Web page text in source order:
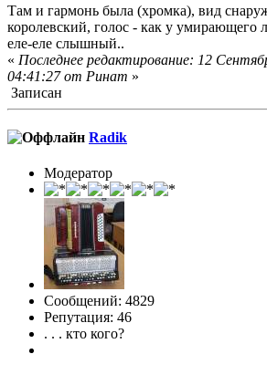
Там и гармонь была (хромка), вид
королевский, голос - как у умирающего
еле-еле слышный..
« Последнее редактирование: 12
04:41:27 от Ринат »
Записан
Radik
Модератор
Сообщений: 4829
Репутация: 46
. . . кто кого?